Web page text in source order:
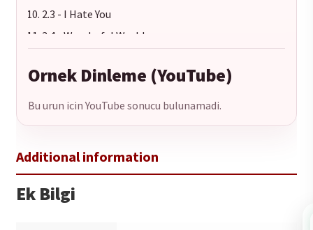
2.3 - I Hate You
2.4 - Wonderful World
2.6 - Hanging By a Thread (Don't Give Up)
2.7 - Shut Up and Rock
Ornek Dinleme (YouTube)
Bu urun icin YouTube sonucu bulunamadi.
Ek Bilgi